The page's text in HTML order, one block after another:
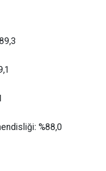
%88,0